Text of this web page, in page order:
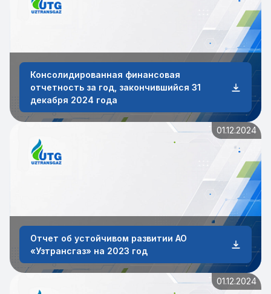
Консолидированная финансовая
отчетность за год, закончившийся 31
декабря 2024 года
01.12.2024
Отчет об устойчивом развитии АО
«Узтрансгаз» на 2023 год
01.12.2024